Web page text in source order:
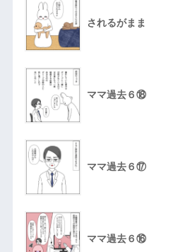
されるがまま
ママ過去６⑱
ママ過去６⑰
ママ過去６⑯